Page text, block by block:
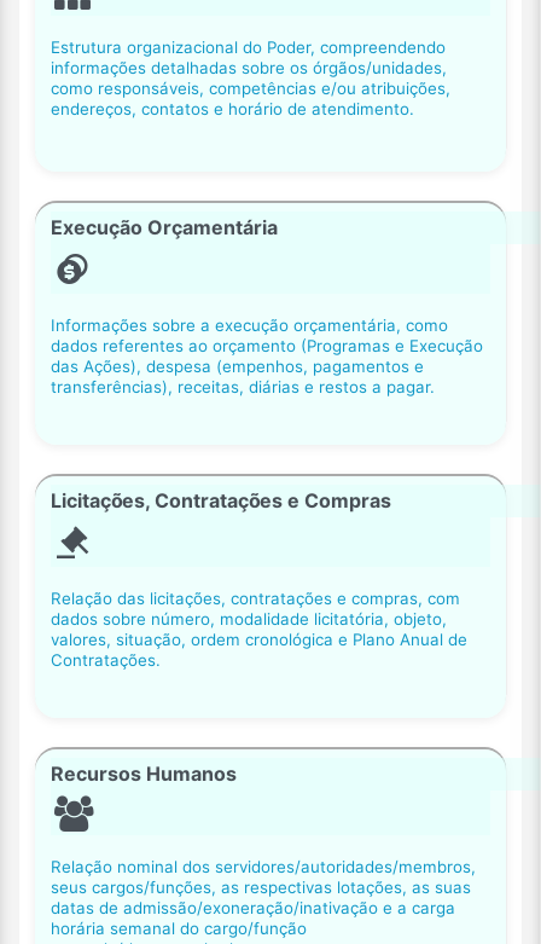
Estrutura organizacional do Poder, compreendendo
informações detalhadas sobre os órgãos/unidades,
como responsáveis, competências e/ou atribuições,
endereços, contatos e horário de atendimento.
Execução Orçamentária
Informações sobre a execução orçamentária, como
dados referentes ao orçamento (Programas e Execução
das Ações), despesa (empenhos, pagamentos e
transferências), receitas, diárias e restos a pagar.
Licitações, Contratações e Compras
Relação das licitações, contratações e compras, com
dados sobre número, modalidade licitatória, objeto,
valores, situação, ordem cronológica e Plano Anual de
Contratações.
Recursos Humanos
Relação nominal dos servidores/autoridades/membros,
seus cargos/funções, as respectivas lotações, as suas
datas de admissão/exoneração/inativação e a carga
horária semanal do cargo/função